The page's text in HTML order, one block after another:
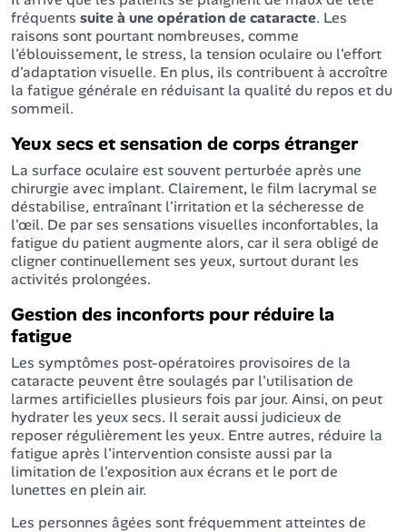
fréquents suite à une opération de cataracte. Les
raisons sont pourtant nombreuses, comme
l'éblouissement, le stress, la tension oculaire ou l'effort
d'adaptation visuelle. En plus, ils contribuent à accroître
la fatigue générale en réduisant la qualité du repos et du
sommeil.
Yeux secs et sensation de corps étranger
La surface oculaire est souvent perturbée après une
chirurgie avec implant. Clairement, le film lacrymal se
déstabilise, entraînant l'irritation et la sécheresse de
l'œil. De par ses sensations visuelles inconfortables, la
fatigue du patient augmente alors, car il sera obligé de
cligner continuellement ses yeux, surtout durant les
activités prolongées.
Gestion des inconforts pour réduire la
fatigue
Les symptômes post-opératoires provisoires de la
cataracte peuvent être soulagés par l'utilisation de
larmes artificielles plusieurs fois par jour. Ainsi, on peut
hydrater les yeux secs. Il serait aussi judicieux de
reposer régulièrement les yeux. Entre autres, réduire la
fatigue après l'intervention consiste aussi par la
limitation de l'exposition aux écrans et le port de
lunettes en plein air.
Les personnes âgées sont fréquemment atteintes de